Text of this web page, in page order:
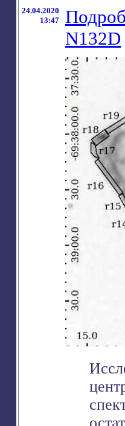
24.04.2020
13:47
N132D